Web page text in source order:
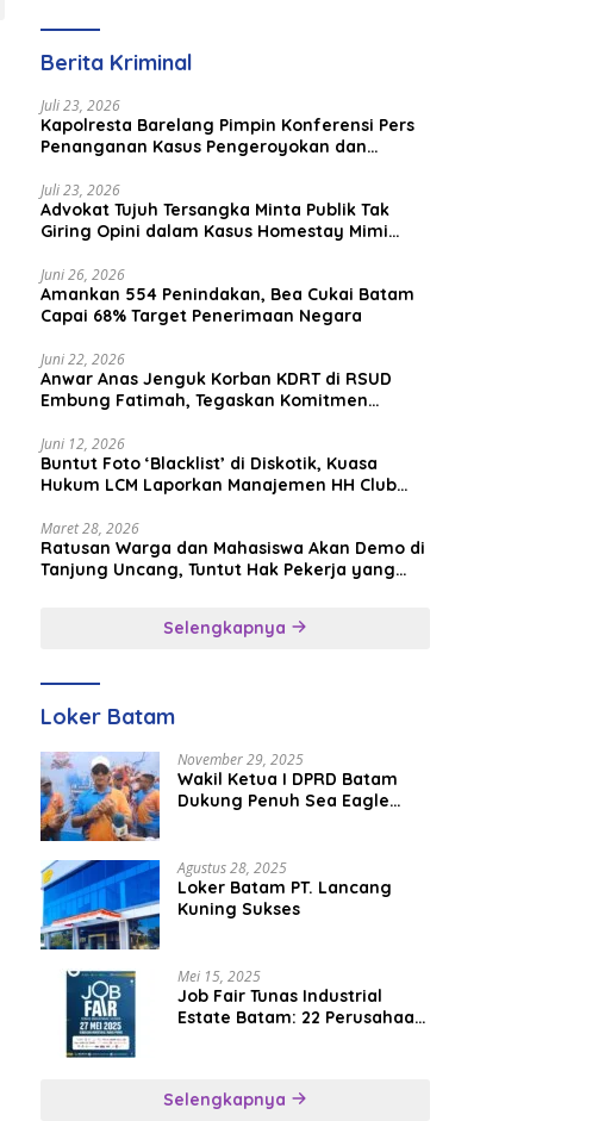
Berita Kriminal
Juli 23, 2026
Kapolresta Barelang Pimpin Konferensi Pers
Penanganan Kasus Pengeroyokan dan
Juli 23, 2026
Advokat Tujuh Tersangka Minta Publik Tak
Giring Opini dalam Kasus Homestay Mimi
Juni 26, 2026
Amankan 554 Penindakan, Bea Cukai Batam
Capai 68% Target Penerimaan Negara
Juni 22, 2026
Anwar Anas Jenguk Korban KDRT di RSUD
Embung Fatimah, Tegaskan Komitmen
Juni 12, 2026
Buntut Foto ‘Blacklist’ di Diskotik, Kuasa
Hukum LCM Laporkan Manajemen HH Club
Maret 28, 2026
Ratusan Warga dan Mahasiswa Akan Demo di
Tanjung Uncang, Tuntut Hak Pekerja yang
Selengkapnya
Loker Batam
November 29, 2025
Wakil Ketua I DPRD Batam
Dukung Penuh Sea Eagle
Agustus 28, 2025
Loker Batam PT. Lancang
Kuning Sukses
Mei 15, 2025
Job Fair Tunas Industrial
Estate Batam: 22 Perusahaan
Selengkapnya